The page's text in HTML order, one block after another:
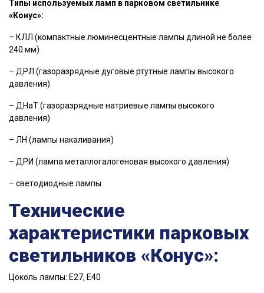
Типы используемых ламп в парковом светильнике
«Конус»:
– КЛЛ (компактные люминесцентные лампы длиной не более
240 мм)
– ДРЛ (газоразрядные дуговые ртутные лампы высокого
давления)
– ДНаТ (газоразрядные натриевые лампы высокого
давления)
– ЛН (лампы накаливания)
– ДРИ (лампа металлогалогеновая высокого давления)
– светодиодные лампы.
Технические
характеристики парковых
светильников «Конус»:
Цоколь лампы: Е27, Е40